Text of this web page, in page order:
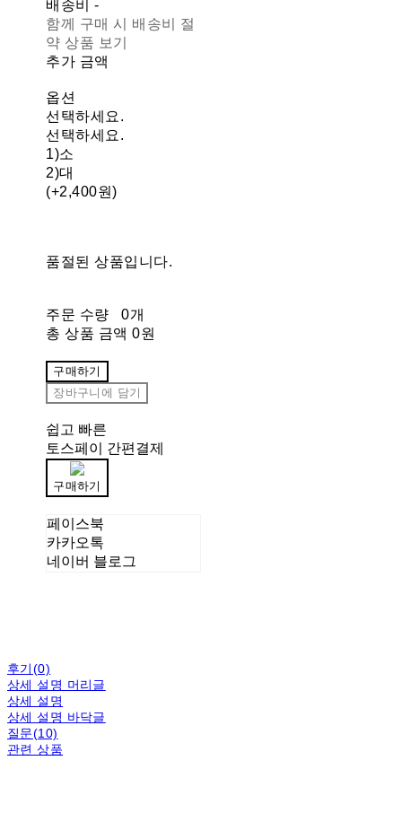
배송비-
함께 구매 시 배송비 절
약 상품 보기
추가 금액
옵션
선택하세요.
선택하세요.
1)소
2)대
(+2,400원)
품절된 상품입니다.
주문 수량
0개
총 상품 금액 0원
구매하기
장바구니에 담기
쉽고 빠른
토스페이 간편결제
구매하기
페이스북
카카오톡
네이버 블로그
후기(0)
상세 설명 머리글
상세 설명
상세 설명 바닥글
질문(10)
관련 상품